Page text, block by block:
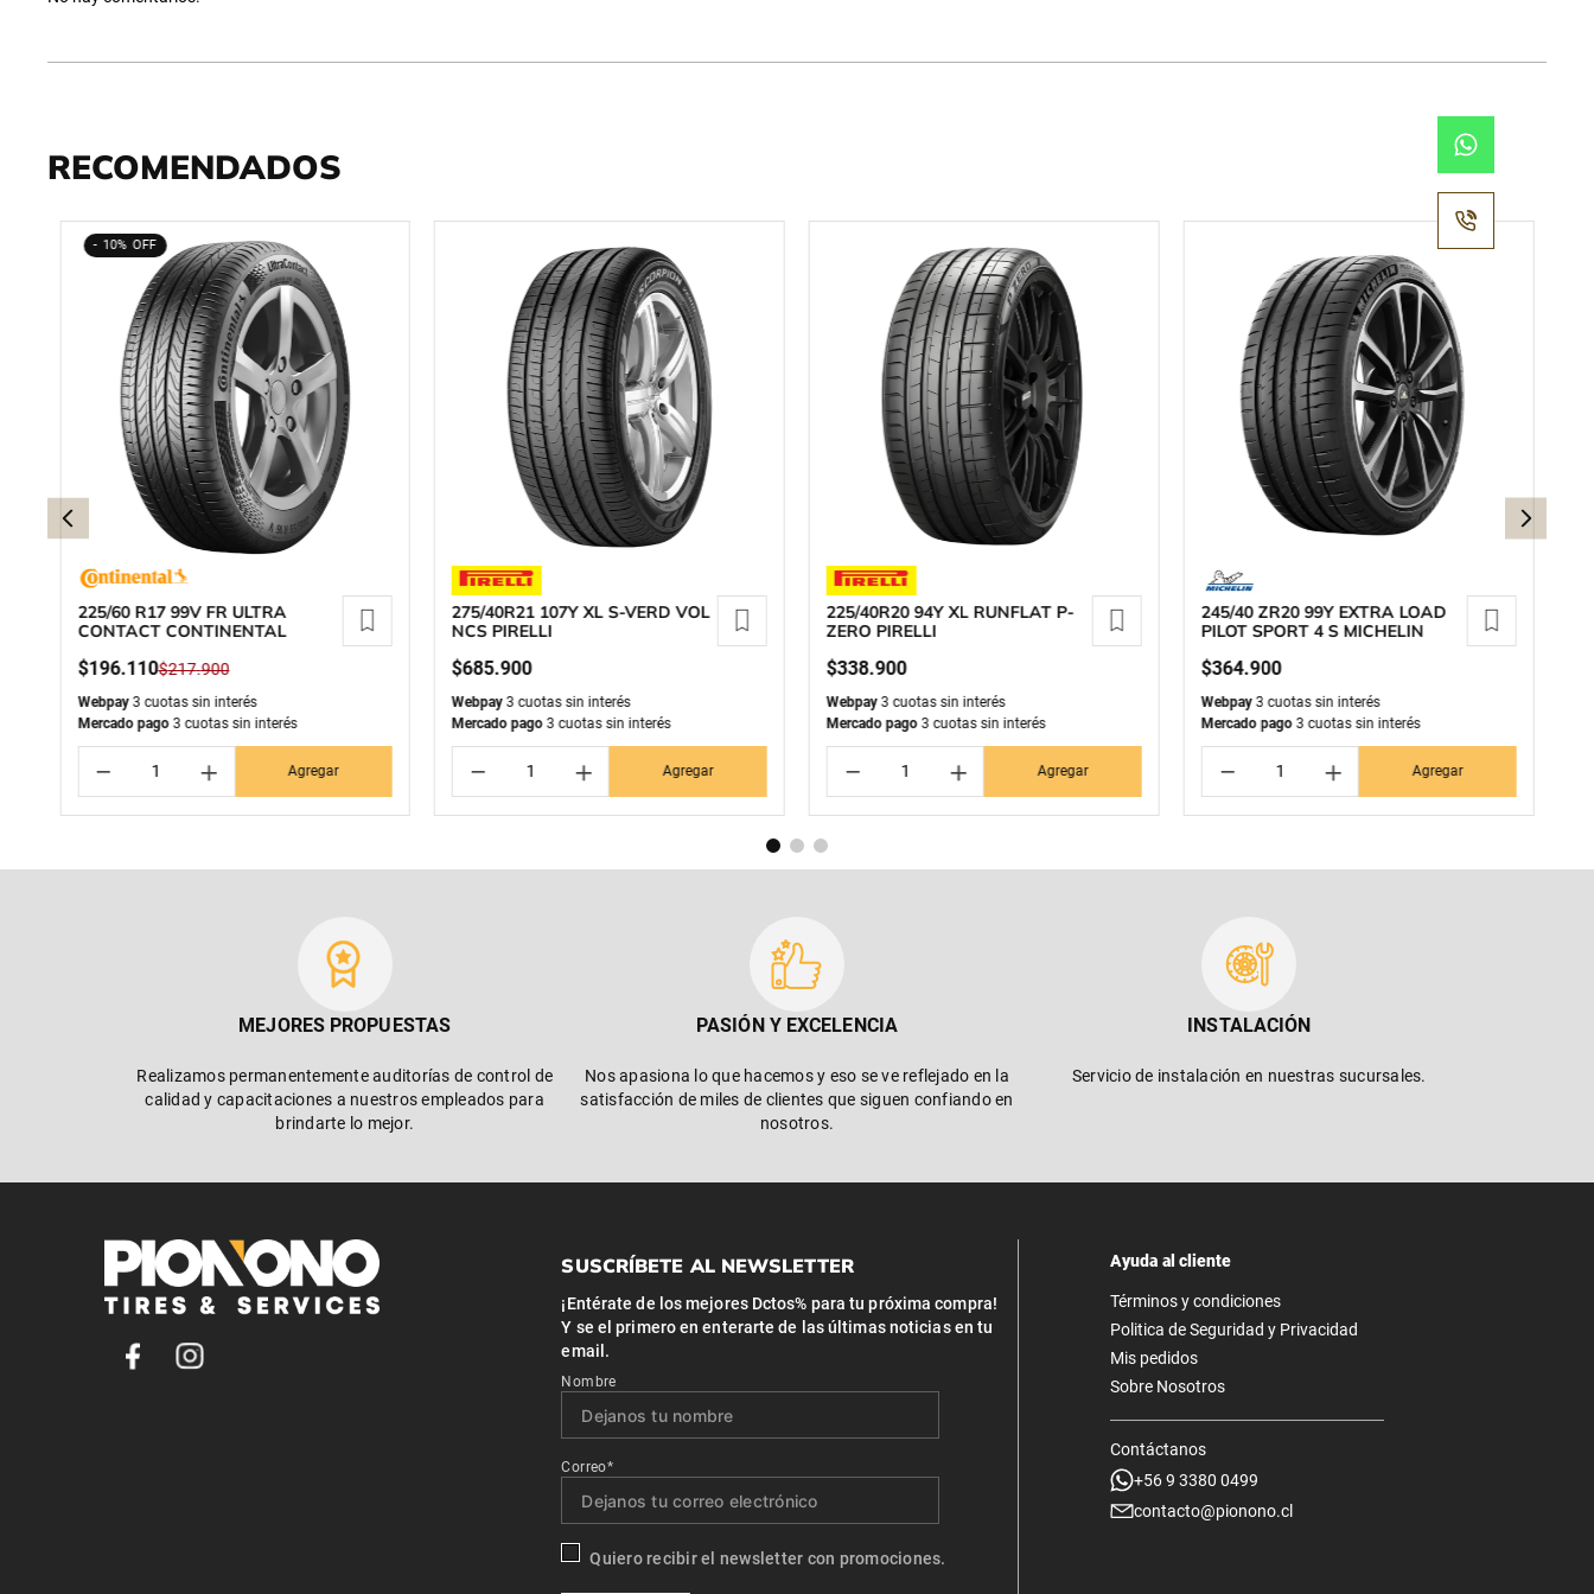
RECOMENDADOS
10%
225/60 R17 99V FR ULTRA
CONTACT CONTINENTAL
$196.110$217.900
Webpay3 cuotas sin interés
Mercado pago3 cuotas sin interés
＋
－ Agregar
275/40R21 107Y XL S-VERD VOL
NCS PIRELLI
$685.900
Webpay 3 cuotas sin interés
Mercado pago 3 cuotas sin interés
＋
－ Agregar
225/40R20 94Y XL RUNFLAT P-
ZERO PIRELLI
$338.900
Webpay3 cuotas sin interés
Mercado pago3 cuotas sin interés
＋
－ Agregar
245/40 ZR20 99Y EXTRA LOAD
PILOT SPORT 4 S MICHELIN
$364.900
Webpay3 cuotas sin interés
Mercado pago3 cuotas sin interés
＋
－ Agregar
MEJORES PROPUESTAS
Realizamos permanentemente auditorías de control de
calidad y capacitaciones a nuestros empleados para
brindarte lo mejor.
PASIÓN Y EXCELENCIA
Nos apasiona lo que hacemos y eso se ve reflejado en la
satisfacción de miles de clientes que siguen confiando en
nosotros.
INSTALACIÓN
Servicio de instalación en nuestras sucursales.
SUSCRÍBETE AL NEWSLETTER
¡Entérate de los mejores Dctos% para tu próxima compra!
Y se el primero en enterarte de las últimas noticias en tu
email.
Nombre
Correo*
Quiero recibir el newsletter con promociones.
Ayuda al cliente
Términos y condiciones
Politica de Seguridad y Privacidad
Mis pedidos
Sobre Nosotros
Contáctanos
+56 9 3380 0499
contacto@pionono.cl